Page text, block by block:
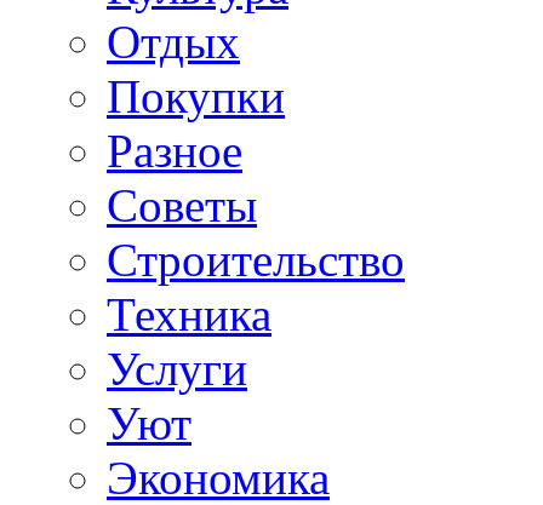
Отдых
Покупки
Разное
Советы
Строительство
Техника
Услуги
Уют
Экономика